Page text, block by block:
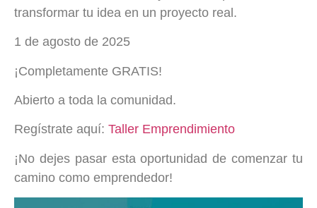
transformar tu idea en un proyecto real.
1 de agosto de 2025
¡Completamente GRATIS!
Abierto a toda la comunidad.
Regístrate aquí: Taller Emprendimiento
¡No dejes pasar esta oportunidad de comenzar tu
camino como emprendedor!